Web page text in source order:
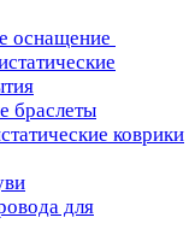
оснащение
браслеты
коврики
для